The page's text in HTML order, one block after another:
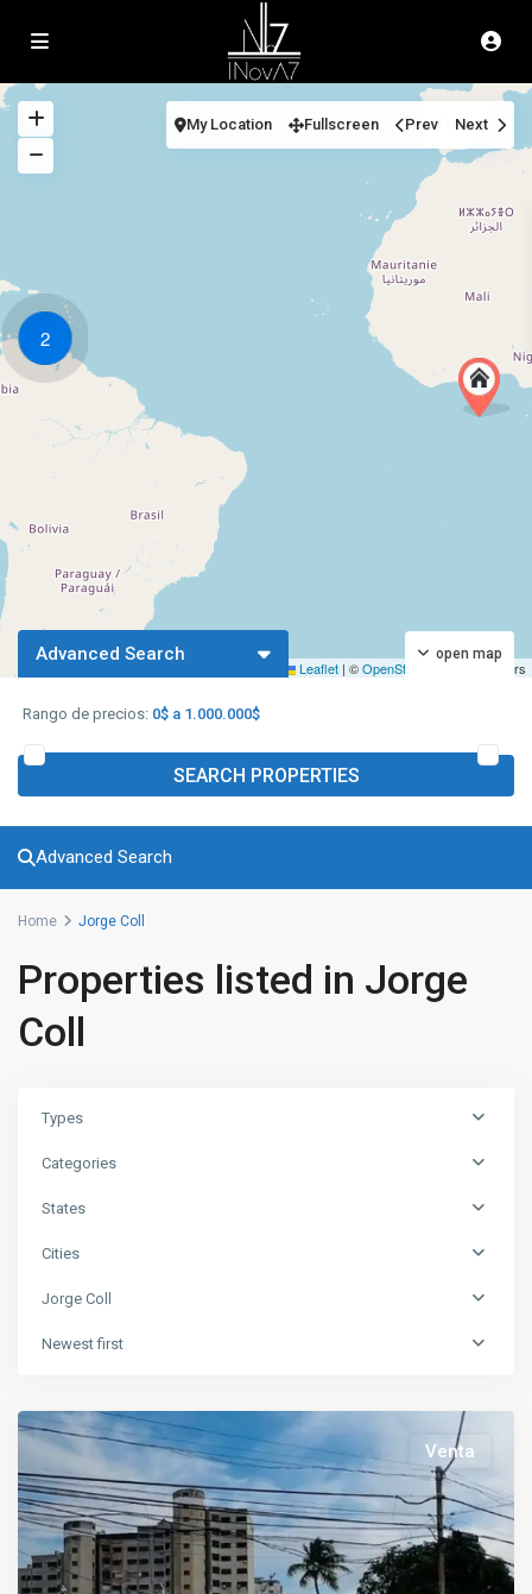
2
Leaflet | ©OpenStreetMap contributors
open map
My Location Fullscreen Prev Next
Advanced Search
Rango de precios: 0$ a 1.000.000$
SEARCH PROPERTIES
Advanced Search
Home Jorge Coll
Properties listed in Jorge
Coll
Types
Categories
States
Cities
Jorge Coll
Newest first
Venta